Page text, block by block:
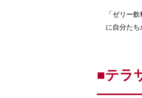
「ゼリー
に自分た
■テラ